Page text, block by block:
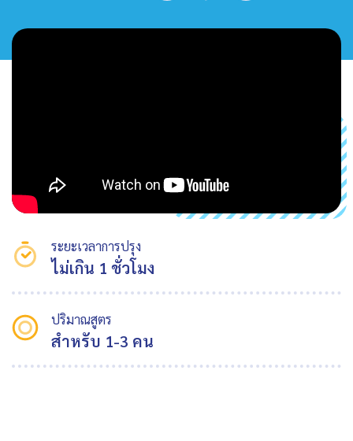
ระยะเวลาการปรุง
ไม่เกิน 1 ชั่วโมง
ปริมาณสูตร
สำหรับ 1-3 คน